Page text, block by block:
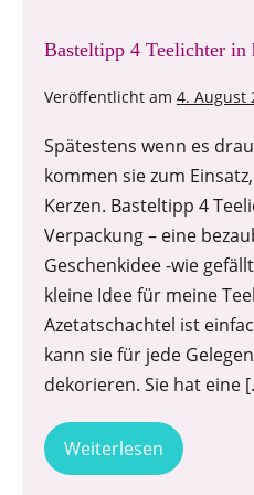
Basteltipp 4 Teelichter in
Veröffentlicht am 4. August
Spätestens wenn es
kommen sie zum
Kerzen. Basteltipp 4
Verpackung – eine
Geschenkidee -wie
kleine Idee für meine
Azetatschachtel ist
kann sie für jede
dekorieren. Sie hat eine
Weiterlesen